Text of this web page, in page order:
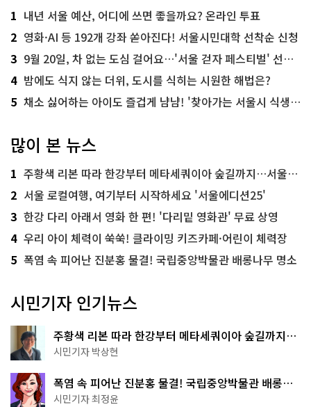
1 내년 서울 예산, 어디에 쓰면 좋을까요? 온라인 투표
2 영화·AI 등 192개 강좌 쏟아진다! 서울시민대학 선착순 신청
3 9월 20일, 차 없는 도심 걸어요…'서울 걷자 페스티벌' 선착순 5천명
4 밤에도 식지 않는 더위, 도시를 식히는 시원한 해법은?
5 채소 싫어하는 아이도 즐겁게 냠냠! '찾아가는 서울시 식생활 교육' 현장
많이 본 뉴스
1 주황색 리본 따라 한강부터 메타세쿼이아 숲길까지…서울둘레길 15코스
2 서울 로컬여행, 여기부터 시작하세요 '서울에디션25'
3 한강 다리 아래서 영화 한 편! '다리밑 영화관' 무료 상영
4 우리 아이 체력이 쑥쑥! 클라이밍 키즈카페·어린이 체력장
5 폭염 속 피어난 진분홍 물결! 국립중앙박물관 배롱나무 명소
시민기자 인기뉴스
주황색 리본 따라 한강부터 메타세쿼이아 숲길까지…
서울둘레길 15코스
시민기자 박상현
폭염 속 피어난 진분홍 물결! 국립중앙박물관 배롱나
무 명소
시민기자 최정윤